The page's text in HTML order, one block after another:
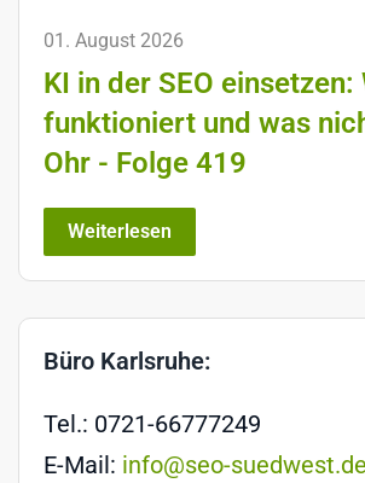
01. August 2026
KI in der SEO einsetzen:
funktioniert und was
Ohr - Folge 419
Weiterlesen
Büro Karlsruhe:
Tel.: 0721-66777249
E-Mail: info@seo-suedwest.de